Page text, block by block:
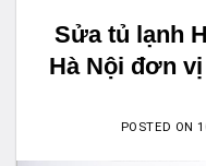
Sửa tủ lạnh
Hà Nội đơn
POSTED ON